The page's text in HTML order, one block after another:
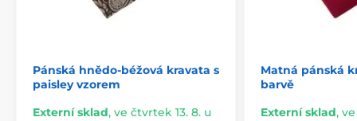
Pánská hnědo-béžová kravata s
paisley vzorem
Externí sklad, ve čtvrtek 13. 8. u
Matná pánská
barvě
Externí sklad,